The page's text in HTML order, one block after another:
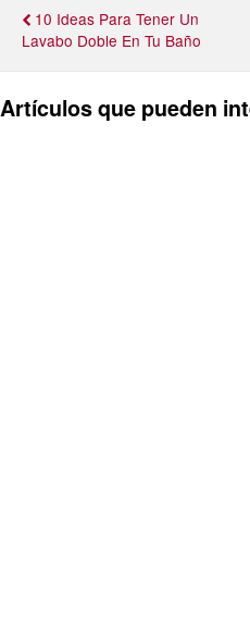
10 Ideas Para Tener Un
Lavabo Doble En Tu Baño
Artículos que pueden